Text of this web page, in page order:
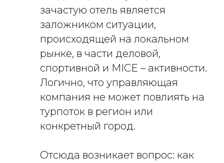
зачастую отель является
заложником ситуации,
происходящей на локальном
рынке, в части деловой,
спортивной и MIСE – активности.
Логично, что управляющая
компания не может повлиять на
турпоток в регион или
конкретный город.
Отсюда возникает вопрос: как